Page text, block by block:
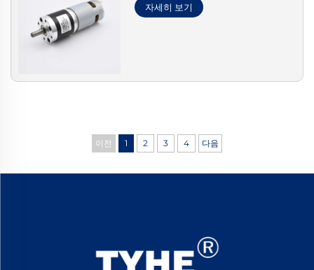
자세히 보기
이전 1 2 3 4 다음